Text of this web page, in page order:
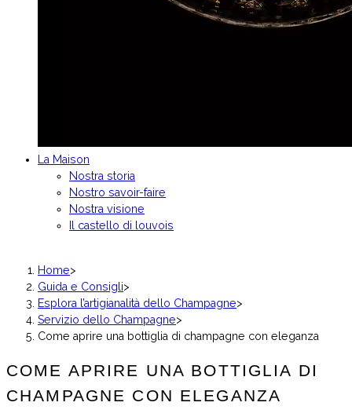
La Maison
Nostra storia
Nostro savoir-faire
Nostra visione
Il castello di louvois
Home>
Guida e Consigli>
Esplora l’artigianalità dello Champagne>
Servizio dello Champagne>
Come aprire una bottiglia di champagne con eleganza
COME APRIRE UNA BOTTIGLIA DI
CHAMPAGNE CON ELEGANZA